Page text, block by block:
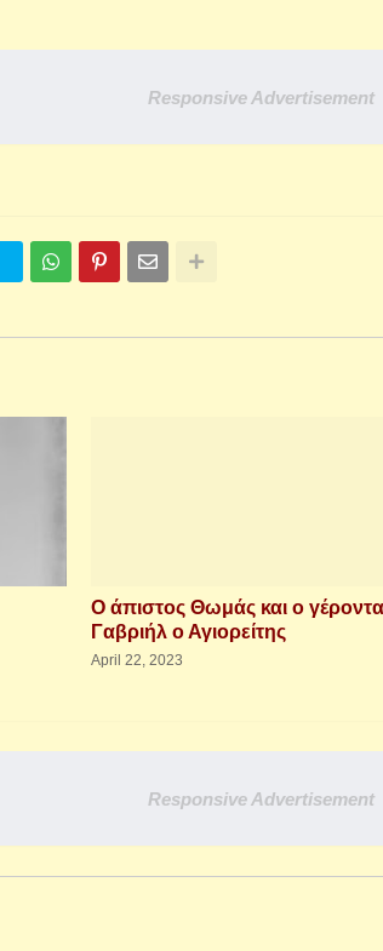
Responsive Advertisement
Ο άπιστος Θωμάς και ο
Γαβριήλ ο Αγιορείτης
April 22, 2023
Responsive Advertisement